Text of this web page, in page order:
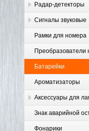
Радар-детекторы
Сигналы звуковые
Рамки для номера
Преобразователи
Батарейки
Ароматизаторы
Аксессуары для
Знак аварийной
Фонарики